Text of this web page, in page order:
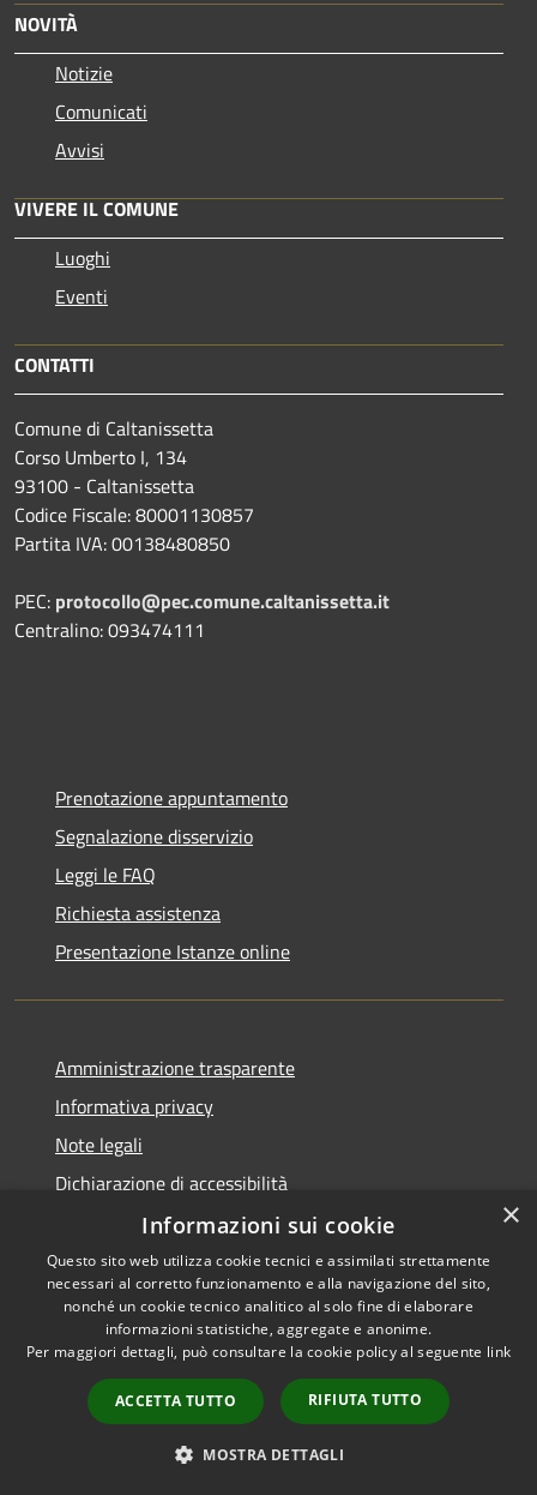
NOVITÀ
Notizie
Comunicati
Avvisi
VIVERE IL COMUNE
Luoghi
Eventi
CONTATTI
Comune di Caltanissetta
Corso Umberto I, 134
93100 - Caltanissetta
Codice Fiscale: 80001130857
Partita IVA: 00138480850
PEC: protocollo@pec.comune.caltanissetta.it
Centralino: 093474111
Prenotazione appuntamento
Segnalazione disservizio
Leggi le FAQ
Richiesta assistenza
Presentazione Istanze online
Amministrazione trasparente
Informativa privacy
Note legali
Dichiarazione di accessibilità
Accessibilità
Privacy
Mappa del sito
Area riservata dipendenti
Copyright © 2026 • Comune di
Caltanissetta • Powered by
Municipium•Accesso
redazione
×
Informazioni sui cookie
Questo sito web utilizza cookie tecnici e assimilati strettamente
necessari al corretto funzionamento e alla navigazione del sito,
nonché un cookie tecnico analitico al solo fine di elaborare
informazioni statistiche, aggregate e anonime.
Per maggiori dettagli, può consultare la cookie policy al seguente link
ACCETTA TUTTO RIFIUTA TUTTO
MOSTRA DETTAGLI